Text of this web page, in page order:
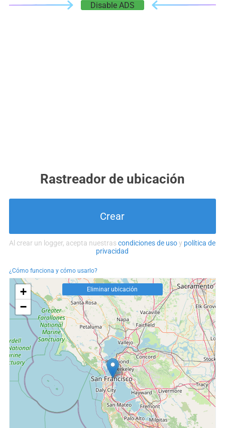
Disable ADS
Rastreador de ubicación
Crear
Al crear un logger, acepta nuestrascondiciones de usoy política de
privacidad
¿Cómo funciona y cómo usarlo?
+
−
Eliminar ubicación